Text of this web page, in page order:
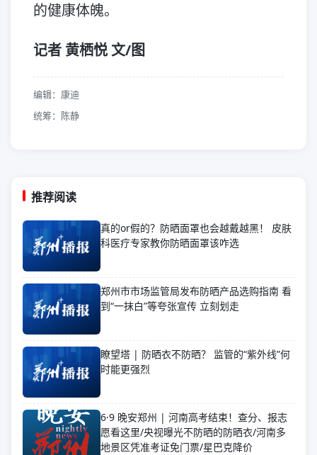
的健康体魄。
记者 黄栖悦 文/图
编辑：康迪
统筹：陈静
推荐阅读
真的or假的？防晒面罩也会越戴越黑！ 皮肤
科医疗专家教你防晒面罩该咋选
郑州市市场监管局发布防晒产品选购指南 看
到“一抹白”等夸张宣传 立刻划走
瞭望塔 | 防晒衣不防晒？ 监管的“紫外线”何
时能更强烈
6·9 晚安郑州 | 河南高考结束！查分、报志
愿看这里/央视曝光不防晒的防晒衣/河南多
地景区凭准考证免门票/星巴克降价